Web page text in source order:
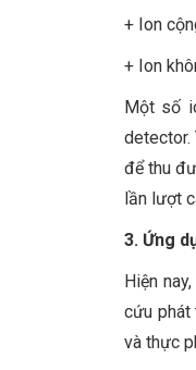
+ Ion
+
Một số
detector.
để thu
lần lượt
3. Ứng
Hiện
cứu phát
và thực